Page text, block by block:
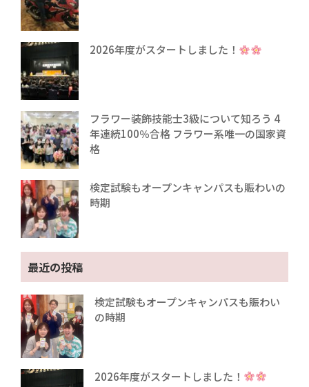
2026年度がスタートしました！
フラワー装飾技能士3級について知ろう 4
年連続100％合格 フラワー系唯一の国家資
格
検定試験もオープンキャンパスも賑わいの
時期
最近の投稿
検定試験もオープンキャンパスも賑わい
の時期
2026年度がスタートしました！